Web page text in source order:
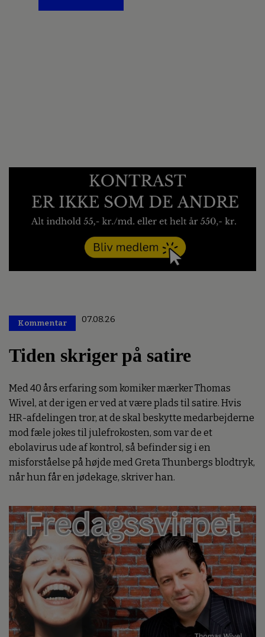
Kommentar 07.08.26
Tiden skriger på satire
Med 40 års erfaring som komiker mærker Thomas
Wivel, at der igen er ved at være plads til satire. Hvis
HR-afdelingen tror, at de skal beskytte medarbejderne
mod fæle jokes til julefrokosten, som var de et
ebolavirus ude af kontrol, så befinder sig i en
misforståelse på højde med Greta Thunbergs blodtryk,
når hun får en jødekage, skriver han.